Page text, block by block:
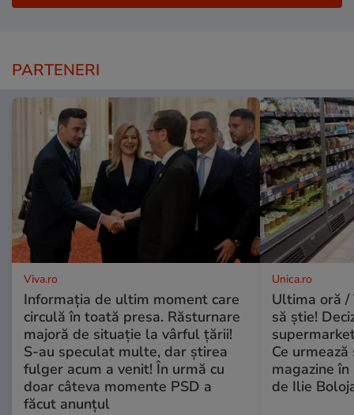
PARTENERI
Viva.ro
Informația de ultim moment care
circulă în toată presa. Răsturnare
majoră de situație la vârful țării!
S-au speculat multe, dar știrea
fulger acum a venit! În urmă cu
doar câteva momente PSD a
făcut anunțul
Unica.ro
Ultima oră /
să știe!
Ce
magazine
de Ilie